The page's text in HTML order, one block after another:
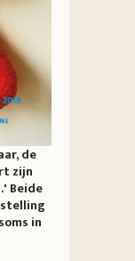
de
zijn
Beide
in